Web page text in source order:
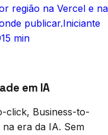
região na Vercel e na
publicar.Iniciante
min
em IA
click, Business-to-
era da IA. Sem